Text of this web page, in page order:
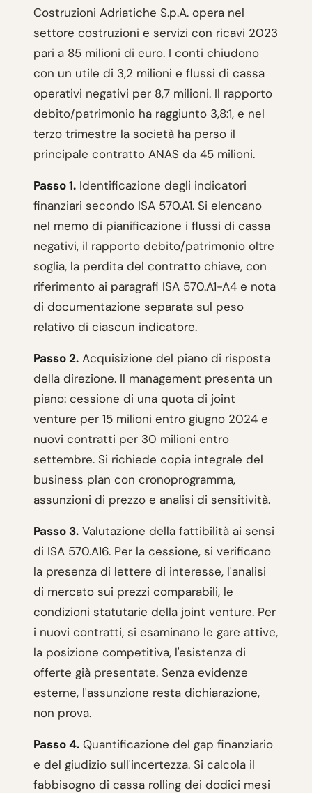
Costruzioni Adriatiche S.p.A. opera nel
settore costruzioni e servizi con ricavi 2023
pari a 85 milioni di euro. I conti chiudono
con un utile di 3,2 milioni e flussi di cassa
operativi negativi per 8,7 milioni. Il rapporto
debito/patrimonio ha raggiunto 3,8:1, e nel
terzo trimestre la società ha perso il
principale contratto ANAS da 45 milioni.
Passo 1. Identificazione degli indicatori
finanziari secondo ISA 570.A1. Si elencano
nel memo di pianificazione i flussi di cassa
negativi, il rapporto debito/patrimonio oltre
soglia, la perdita del contratto chiave, con
riferimento ai paragrafi ISA 570.A1-A4 e nota
di documentazione separata sul peso
relativo di ciascun indicatore.
Passo 2. Acquisizione del piano di risposta
della direzione. Il management presenta un
piano: cessione di una quota di joint
venture per 15 milioni entro giugno 2024 e
nuovi contratti per 30 milioni entro
settembre. Si richiede copia integrale del
business plan con cronoprogramma,
assunzioni di prezzo e analisi di sensitività.
Passo 3. Valutazione della fattibilità ai sensi
di ISA 570.A16. Per la cessione, si verificano
la presenza di lettere di interesse, l'analisi
di mercato sui prezzi comparabili, le
condizioni statutarie della joint venture. Per
i nuovi contratti, si esaminano le gare attive,
la posizione competitiva, l'esistenza di
offerte già presentate. Senza evidenze
esterne, l'assunzione resta dichiarazione,
non prova.
Passo 4. Quantificazione del gap finanziario
e del giudizio sull'incertezza. Si calcola il
fabbisogno di cassa rolling dei dodici mesi